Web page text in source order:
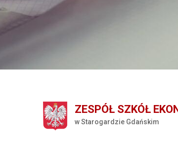
ZESPÓŁ SZKÓŁ
w Starogardzie Gdańskim